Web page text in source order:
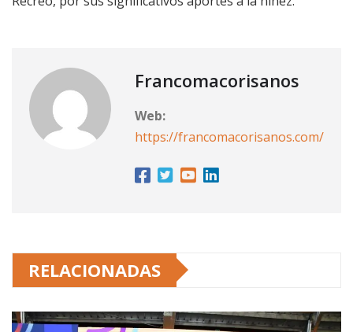
Francomacorisanos
Web:
https://francomacorisanos.com/
RELACIONADAS